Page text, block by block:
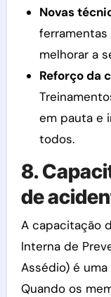
Novas
melhorar a
Reforço da
em pauta e
todos.
8.
de
A capacitação
Interna de
Assédio) é
Quando os